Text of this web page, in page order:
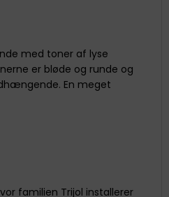
med toner af lyse
er bløde og runde og
En meget
familien Trijol installerer